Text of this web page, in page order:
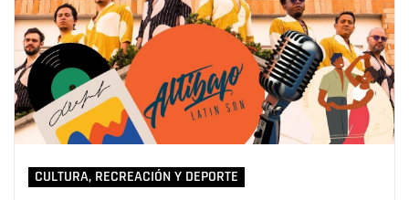
CULTURA, RECREACIÓN Y DEPORTE